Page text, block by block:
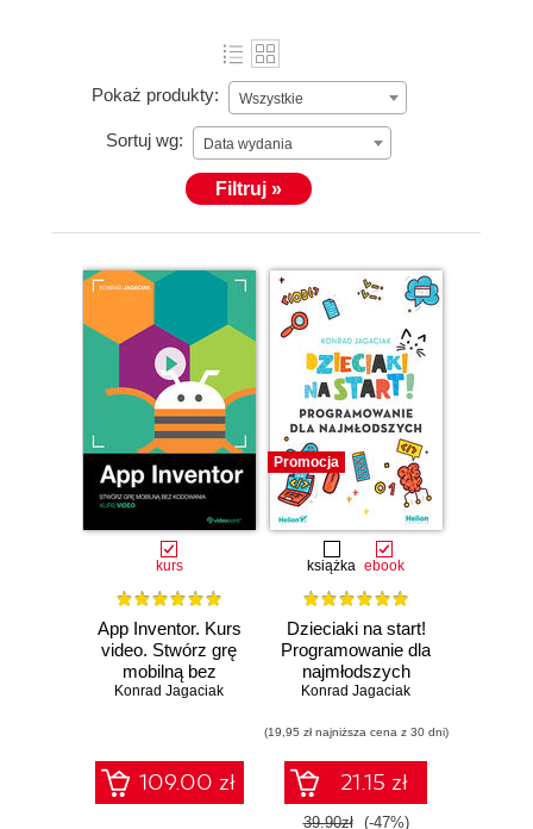
Pokaż produkty: Wszystkie
Sortuj wg: Data wydania
Filtruj »
kurs
App Inventor. Kurs
video. Stwórz grę
mobilną bez
kodowania
Konrad Jagaciak
109.00 zł
Promocja
książka ebook
Dzieciaki na start!
Programowanie dla
najmłodszych
Konrad Jagaciak
(19,95 zł najniższa cena z 30 dni)
21.15 zł
39.90zł (-47%)